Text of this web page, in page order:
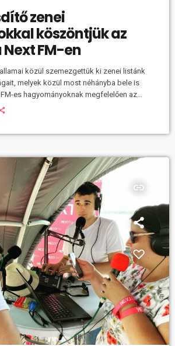
zenei
köszöntjük az
FM-en
közül szemezgettük ki zenei listánk
melyek közül most néhányba bele is
es hagyományoknak megfelelően az
izgalmas rotáció frissítéssel vártuk. Fel
insert_link